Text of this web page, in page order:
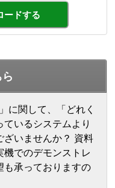
ードする
に関して、「どれく
いるシステムより
ざいませんか？ 資料
でのデモンストレ
も承っておりますの